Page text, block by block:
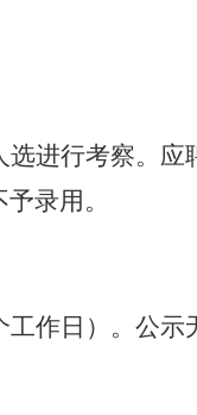
进行考察。
录用。
作日）。公示